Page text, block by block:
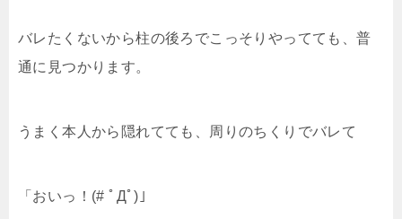
バレたくないから柱の後ろでこっそりやってても、普
通に見つかります。
うまく本人から隠れてても、周りのちくりでバレて
「おいっ！(# ﾟДﾟ)」